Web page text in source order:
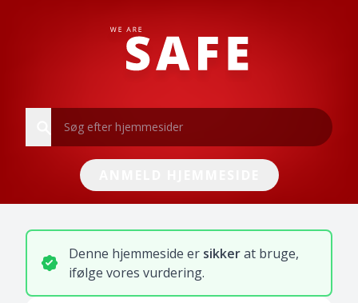
Søg efter hjemmesider
Denne hjemmeside er sikkerat bruge,
ifølge vores vurdering.